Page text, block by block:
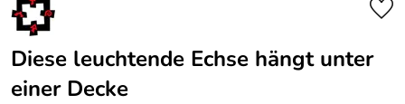
Diese leuchtende Echse hängt unter
einer Decke